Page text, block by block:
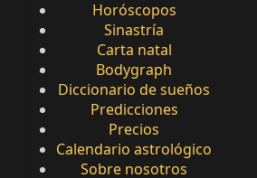
Horóscopos
Sinastría
Carta natal
Bodygraph
Diccionario de sueños
Predicciones
Precios
Calendario astrológico
Sobre nosotros